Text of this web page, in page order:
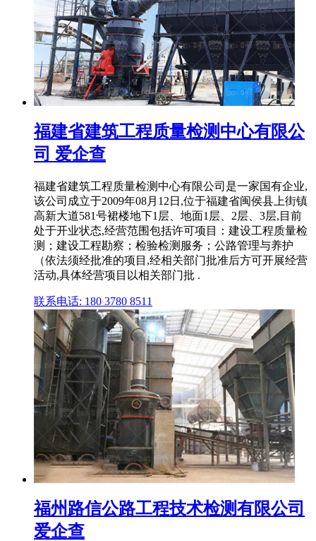
福建省建筑工程质量检测中心有限公
司 爱企查
福建省建筑工程质量检测中心有限公司是一家国有企业,
该公司成立于2009年08月12日,位于福建省闽侯县上街镇
高新大道581号裙楼地下1层、地面1层、2层、3层,目前
处于开业状态,经营范围包括许可项目：建设工程质量检
测；建设工程勘察；检验检测服务；公路管理与养护
（依法须经批准的项目,经相关部门批准后方可开展经营
活动,具体经营项目以相关部门批 .
联系电话: 180 3780 8511
福州路信公路工程技术检测有限公司
爱企查